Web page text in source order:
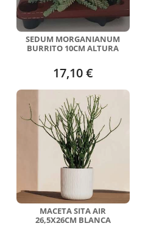
SEDUM MORGANIANUM
BURRITO 10CM ALTURA
17,10 €
MACETA SITA AIR
26,5X26CM BLANCA